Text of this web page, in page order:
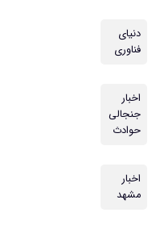
دنیای
فناوری
اخبار
جنجالی
حوادث
اخبار
مشهد